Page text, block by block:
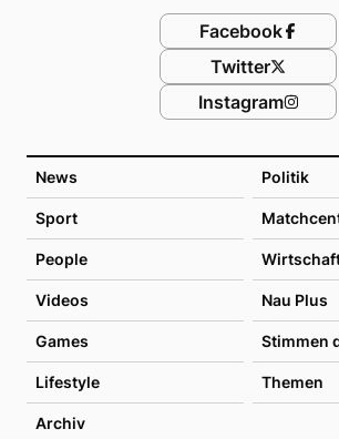
News Politik
Sport
People
Videos Nau Plus
Games Stimmen
Lifestyle Themen
Archiv
Facebook
Twitter
Instagram